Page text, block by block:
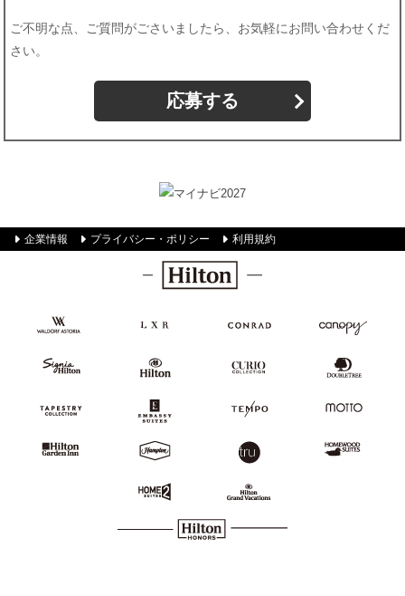
ご不明な点、ご質問がごさいましたら、お気軽にお問い合わせくだ
さい。
応募する
企業情報 プライバシー・ポリシー 利用規約
Hilton
Waldorf
Astoria
Resorts
LXR
Conrad
Canopy by
Hilton
SignisaHilton
Hilton
Hotels
Resorts
Curio
Collection
DoubleTree
by
Tapestry
Collection
Embassy
Suites
Hilton
TEMPO MOTTO
Hilton
Garden
Hampton
by
Tru
by
Homewood
Suites
Home2
Suites
Hilton
Hilton
Grand
Hilton Honors